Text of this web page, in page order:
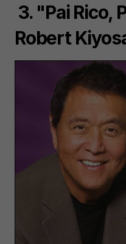
3. "Pai Rico,
Robert